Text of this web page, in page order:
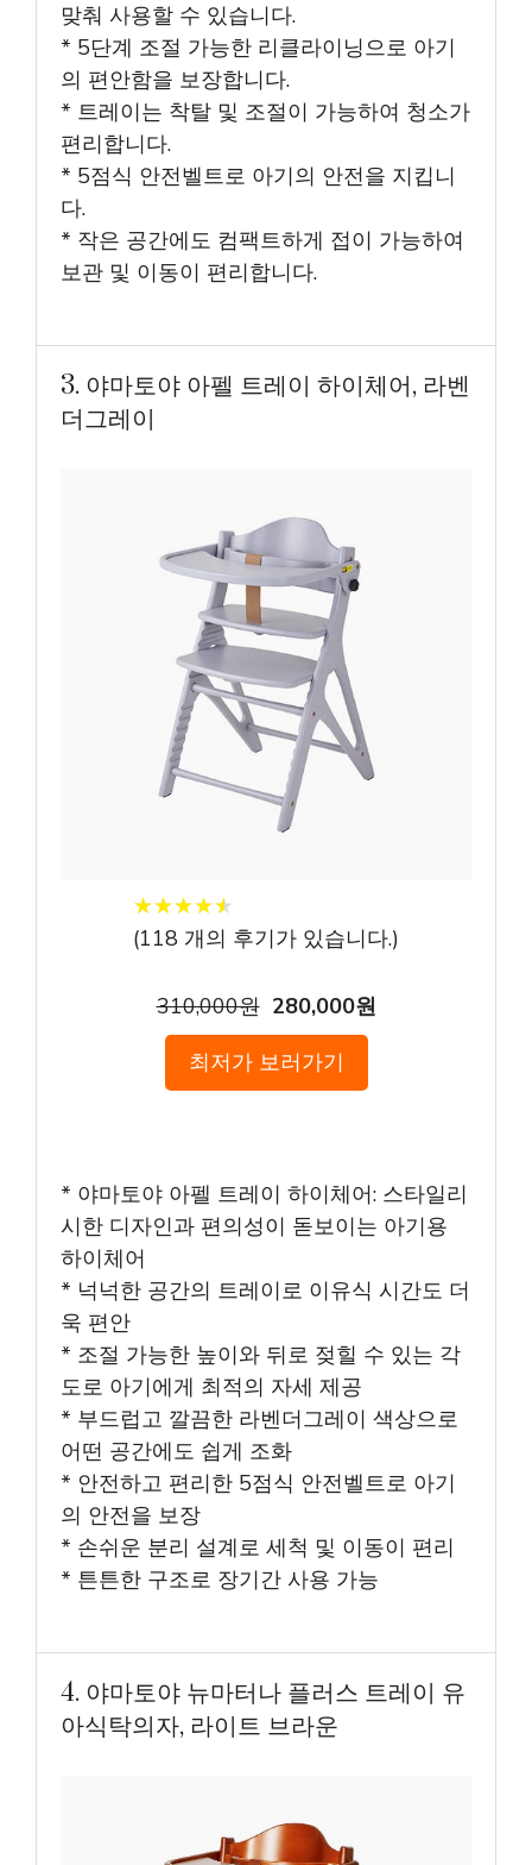
맞춰 사용할 수 있습니다.
* 5단계 조절 가능한 리클라이닝으로 아기
의 편안함을 보장합니다.
* 트레이는 착탈 및 조절이 가능하여 청소가
편리합니다.
* 5점식 안전벨트로 아기의 안전을 지킵니
다.
* 작은 공간에도 컴팩트하게 접이 가능하여
보관 및 이동이 편리합니다.
3. 야마토야 아펠 트레이 하이체어, 라벤
더그레이
★★★★★
★★★★★
(118 개의 후기가 있습니다.)
310,000원 280,000원
최저가 보러가기
* 야마토야 아펠 트레이 하이체어: 스타일리
시한 디자인과 편의성이 돋보이는 아기용
하이체어
* 넉넉한 공간의 트레이로 이유식 시간도 더
욱 편안
* 조절 가능한 높이와 뒤로 젖힐 수 있는 각
도로 아기에게 최적의 자세 제공
* 부드럽고 깔끔한 라벤더그레이 색상으로
어떤 공간에도 쉽게 조화
* 안전하고 편리한 5점식 안전벨트로 아기
의 안전을 보장
* 손쉬운 분리 설계로 세척 및 이동이 편리
* 튼튼한 구조로 장기간 사용 가능
4. 야마토야 뉴마터나 플러스 트레이 유
아식탁의자, 라이트 브라운